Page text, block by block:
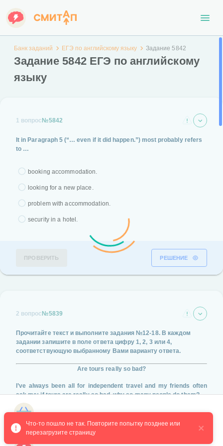
Банк заданий ЕГЭ по английскому языку Задание 5842
Задание 5842 ЕГЭ по английскому
языку
1 вопрос №5842
It in Paragraph 5 (“… even if it did happen.”) most probably refers
to …
booking accommodation.
looking for a new place.
problem with accommodation.
security in a hotel.
ПРОВЕРИТЬ РЕШЕНИЕ
2 вопрос №5839
Прочитайте текст и выполните задания №12-18. В каждом
задании запишите в поле ответа цифру1, 2, 3 или 4,
соответствующую выбранному Вами варианту ответа.
Are tours really so bad?
I’ve always been all for independent travel and my friends often
ask me: if tours are really so bad, why so many people do them?
Well, I wouldn’t be so straightforward. First of all, tours provide
higher quality at better value. I’ve always been trying to break
down costs for independent travel in different cities around the
Что-то пошло не так. Повторите попытку позднее или
перезагрузите страницу